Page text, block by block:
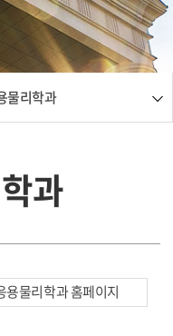
물리학과
과
용물리학과 홈페이지